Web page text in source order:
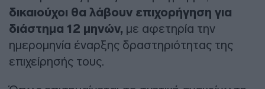
δικαιούχοι θα λάβουν επιχορήγηση για
διάστημα 12 μηνών, με αφετηρία την
ημερομηνία έναρξης δραστηριότητας της
επιχείρησής τους.